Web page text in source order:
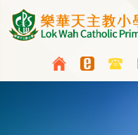
Skip to main content